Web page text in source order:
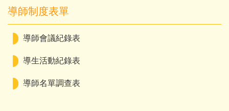
導師制度表單
導師會議紀錄表
導生活動紀錄表
導師名單調查表